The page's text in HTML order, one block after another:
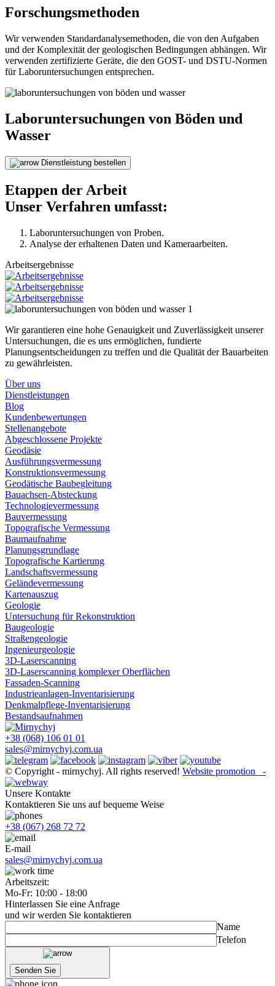
Forschungsmethoden
Wir verwenden Standardanalysemethoden, die von den Aufgaben
und der Komplexität der geologischen Bedingungen abhängen. Wir
verwenden zertifizierte Geräte, die den GOST- und DSTU-Normen
für Laboruntersuchungen entsprechen.
Laboruntersuchungen von Böden und
Wasser
Dienstleistung bestellen
Etappen der Arbeit
Unser Verfahren umfasst:
Laboruntersuchungen von Proben.
Analyse der erhaltenen Daten und Kameraarbeiten.
Arbeitsergebnisse
Wir garantieren eine hohe Genauigkeit und Zuverlässigkeit unserer
Untersuchungen, die es uns ermöglichen, fundierte
Planungsentscheidungen zu treffen und die Qualität der Bauarbeiten
zu gewährleisten.
Über uns
Dienstleistungen
Blog
Kundenbewertungen
Stellenangebote
Abgeschlossene Projekte
Geodäsie
Ausführungsvermessung
Konstruktionsvermessung
Geodätische Baubegleitung
Bauachsen-Absteckung
Technologievermessung
Bauvermessung
Topografische Vermessung
Baumaufnahme
Planungsgrundlage
Topografische Kartierung
Landschaftsvermessung
Geländevermessung
Kartenauszug
Geologie
Untersuchung für Rekonstruktion
Baugeologie
Straßengeologie
Ingenieurgeologie
3D-Laserscanning
3D-Laserscanning komplexer Oberflächen
Fassaden-Scanning
Industrieanlagen-Inventarisierung
Denkmalpflege-Inventarisierung
Bestandsaufnahmen
+38 (068) 106 01 01
sales@mirnychyj.com.ua
© Copyright - mirnychyj. All rights reserved! Website promotion -
Unsere Kontakte
Kontaktieren Sie uns auf bequeme Weise
+38 (067) 268 72 72
E-mail
sales@mirnychyj.com.ua
Arbeitszeit:
Mo-Fr: 10:00 - 18:00
Hinterlassen Sie eine Anfrage
und wir werden Sie kontaktieren
Name
Telefon